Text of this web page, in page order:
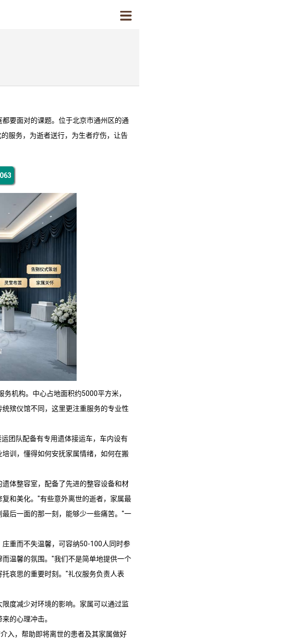
要面对的课题。位于北京市通州区的通
服务，为逝者送行，为生者疗伤，让告
机构。中心占地面积约5000平方米，
殡仪馆不同，这里更注重服务的专业性
团队配备有专用遗体接运车，车内设有
训，懂得如何安抚家属情绪，如何在搬
遗体整容室，配备了先进的整容设备和材
和美化。"有些意外离世的逝者，家属最
后一面的那一刻，能够少一些痛苦。"一
重而不失温馨，可容纳50-100人同时参
温馨的氛围。"我们不是简单地提供一个
哀思的重要时刻。"礼仪服务负责人表
度减少对环境的影响。家属可以通过监
的心理冲击。
入，帮助即将离世的患者及其家属做好